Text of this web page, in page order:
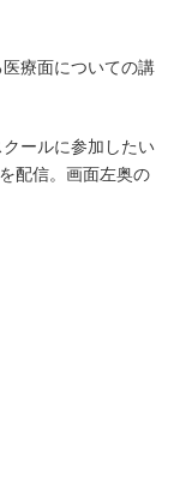
療面についての講
ールに参加したい
配信。画面左奥の